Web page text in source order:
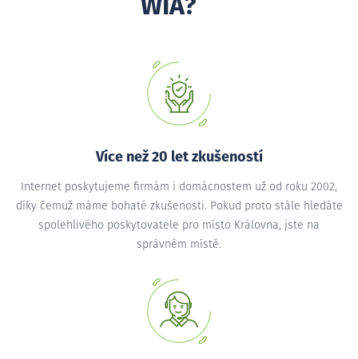
WIA?
Více než 20 let zkušeností
Internet poskytujeme firmám i domácnostem už od roku 2002,
díky čemuž máme bohaté zkušenosti. Pokud proto stále hledáte
spolehlivého poskytovatele pro místo Královna, jste na
správném místě.